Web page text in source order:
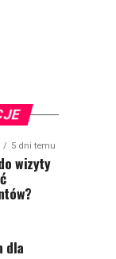
5 dni temu
wizyty
dla